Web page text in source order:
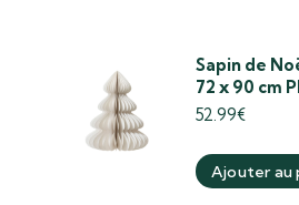
Sapin de
72 x 90 cm
52.99€
Ajouter au